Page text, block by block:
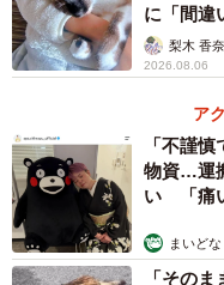
に「間違
梨木 香奈
2026.08.06
ア
「不謹
物資…運
い 「痛
まいど
「その